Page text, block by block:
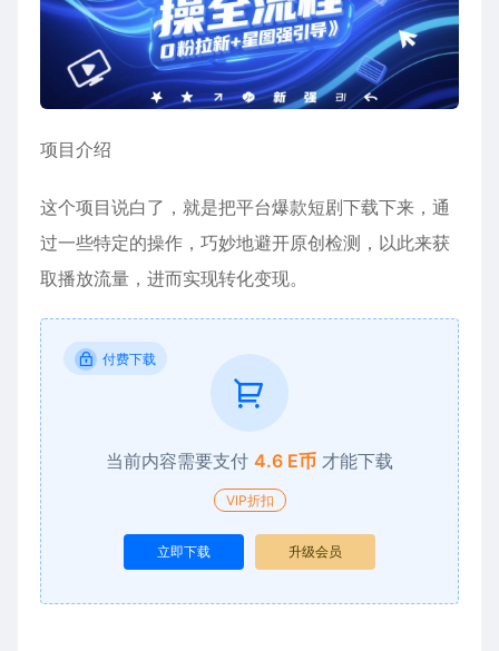
项目介绍
这个项目说白了，就是把平台爆款短剧下载下来，通
过一些特定的操作，巧妙地避开原创检测，以此来获
取播放流量，进而实现转化变现。
付费下载
当前内容需要支付 4.6 E币 才能下载
VIP折扣
立即下载 升级会员